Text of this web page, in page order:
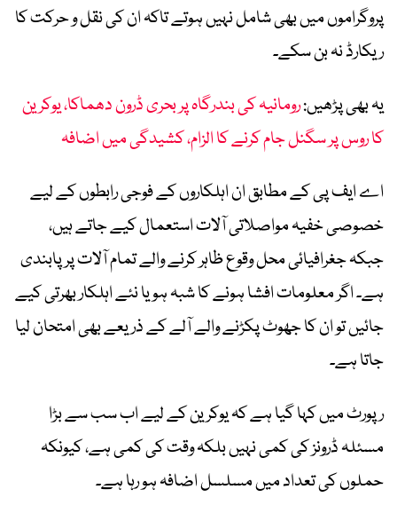
پروگراموں میں بھی شامل نہیں ہوتے تاکہ ان کی نقل و حرکت کا
ریکارڈ نہ بن سکے۔
یہ بھی پڑھیں:رومانیہ کی بندرگاہ پر بحری ڈرون دھماکا، یوکرین
کا روس پر سگنل جام کرنے کا الزام، کشیدگی میں اضافہ
اے ایف پی کے مطابق ان اہلکاروں کے فوجی رابطوں کے لیے
خصوصی خفیہ مواصلاتی آلات استعمال کیے جاتے ہیں،
جبکہ جغرافیائی محل وقوع ظاہر کرنے والے تمام آلات پر پابندی
ہے۔ اگر معلومات افشا ہونے کا شبہ ہو یا نئے اہلکار بھرتی کیے
جائیں تو ان کا جھوٹ پکڑنے والے آلے کے ذریعے بھی امتحان لیا
جاتا ہے۔
رپورٹ میں کہا گیا ہے کہ یوکرین کے لیے اب سب سے بڑا
مسئلہ ڈرونز کی کمی نہیں بلکہ وقت کی کمی ہے، کیونکہ
حملوں کی تعداد میں مسلسل اضافہ ہو رہا ہے۔